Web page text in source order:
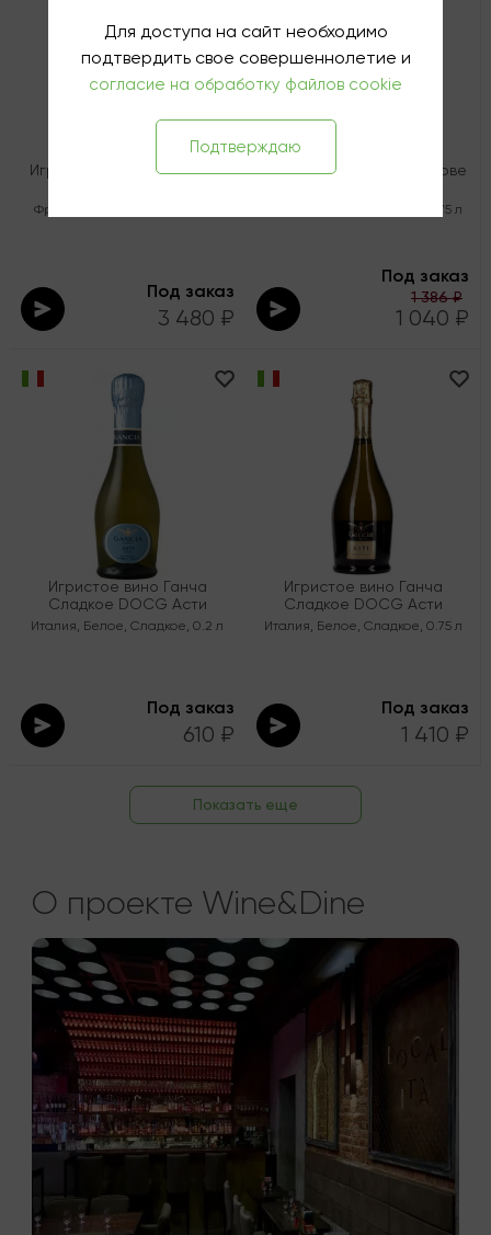
Игристое вино Каро Брют
Франция
Под заказ
3 480 ₽
Игристое вино Бруни "Кюве
0.75 л
Под заказ
1 386 ₽
1 040 ₽
Игристое вино Ганча
Сладкое DOCG Асти
Италия, Белое,Сладкое,0.2 л
Под заказ
610 ₽
Игристое вино Ганча
Сладкое DOCG Асти
Италия, Белое, Сладкое, 0.75 л
Под заказ
1 410 ₽
Показать еще
О проекте Wine&Dine
Для доступа на сайт необходимо
подтвердить свое совершеннолетие и
согласие на обработку файлов cookie
Подтверждаю